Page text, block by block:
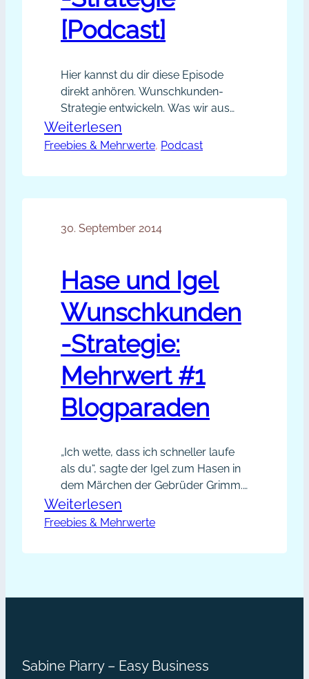
[Podcast]
Hier kannst du dir diese Episode
direkt anhören. Wunschkunden-
Strategie entwickeln. Was wir aus
dem Märchen Hase und Igel fürs
Netzwerken mitnehmen können.
kannst mir gerne eine Nachricht oder
sabine@sabine-piarry.com oder
Mehrwerte.
Weiterlesen
PP001
Igel
Strategie
[Podcast]
Freebies & Mehrwerte, Podcast
30. September 2014
Hase und Igel
Wunschkunden
-Strategie:
Mehrwert #1
Blogparaden
„Ich wette, dass ich schneller laufe
als du“, sagte der Igel zum Hasen in
dem Märchen der Gebrüder Grimm.
Damit begann ein verhängnisvoller
Wettstreit, das dem Hasen sogar
verläuft das Ringen um Kunden
entspannt und clever wie der Igel
Weiterlesen
Hase
Blogparaden
Freebies & Mehrwerte
Sabine Piarry – Easy Business